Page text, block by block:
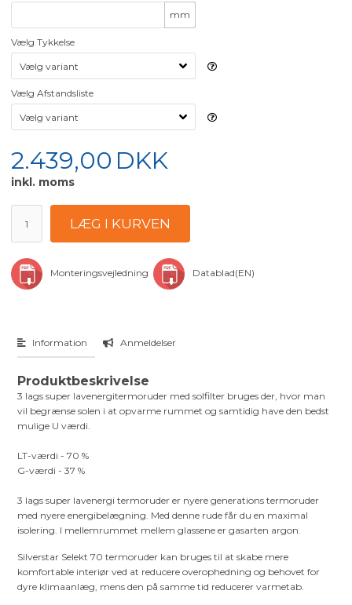
mm
Vælg Tykkelse
Vælg Afstandsliste
2.439,00 DKK
inkl. moms
Monteringsvejledning Datablad(EN)
Information Anmeldelser
Produktbeskrivelse
3 lags super lavenergitermoruder med solfilter bruges der, hvor man
vil begrænse solen i at opvarme rummet og samtidig have den bedst
mulige U værdi.
LT-værdi - 70 %
G-værdi - 37 %
3 lags super lavenergi termoruder er nyere generations termoruder
med nyere energibelægning. Med denne rude får du en maximal
isolering. I mellemrummet mellem glassene er gasarten argon.
Silverstar Selekt 70 termoruder kan bruges til at skabe mere
komfortable interiør ved at reducere overophedning og behovet for
dyre klimaanlæg, mens den på samme tid reducerer varmetab.